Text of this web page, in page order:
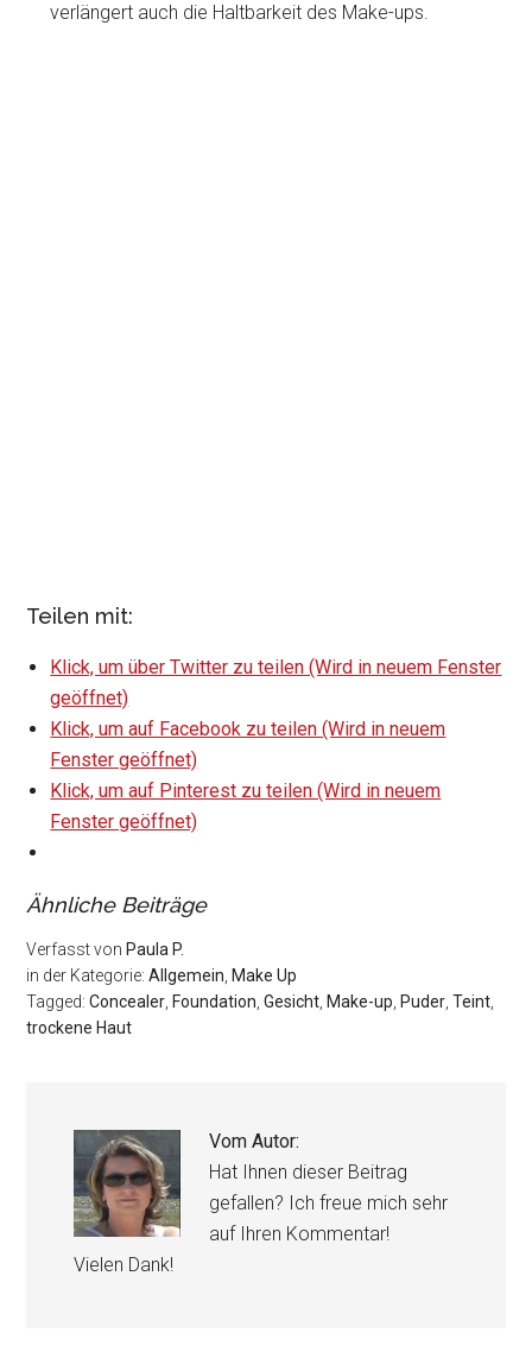
verlängert auch die Haltbarkeit des Make-ups.
Teilen mit:
Klick, um über Twitter zu teilen (Wird in neuem Fenster
geöffnet)
Klick, um auf Facebook zu teilen (Wird in neuem
Fenster geöffnet)
Klick, um auf Pinterest zu teilen (Wird in neuem
Fenster geöffnet)
Ähnliche Beiträge
Verfasst von Paula P.
in der Kategorie:Allgemein Make Up
Tagged:Concealer Foundation ,Gesicht Make-up Puder ,Teint
trockene Haut
Vom Autor:
Hat Ihnen dieser Beitrag
gefallen? Ich freue mich sehr
auf Ihren Kommentar!
Vielen Dank!